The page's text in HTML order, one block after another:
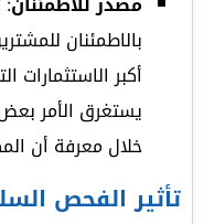
بالاطمئنان
أكبر
يستغرق الأمر
خلال معرفة أن
تأثير الفحص